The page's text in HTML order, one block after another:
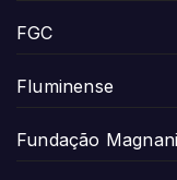
FGC
Fluminense
Fundação